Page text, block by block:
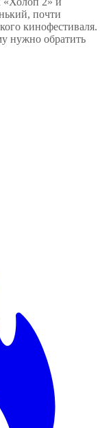
почти
кинофестиваля.
нужно обратить